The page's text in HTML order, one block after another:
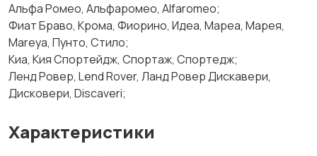
Альфа Ромео, Альфаромео, Alfaromeo;
Фиат Браво, Крома, Фиорино, Идеа, Мареа, Марея,
Mareya, Пунто, Стило;
Киа, Кия Спортейдж, Спортаж, Спортедж;
Ленд Ровер, Lend Rover, Ланд Ровер Дискавери,
Дисковери, Discaveri;
Характеристики